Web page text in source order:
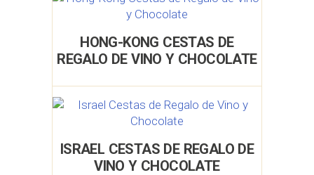
HONG-KONG CESTAS DE
REGALO DE VINO Y CHOCOLATE
ISRAEL CESTAS DE REGALO DE
VINO Y CHOCOLATE